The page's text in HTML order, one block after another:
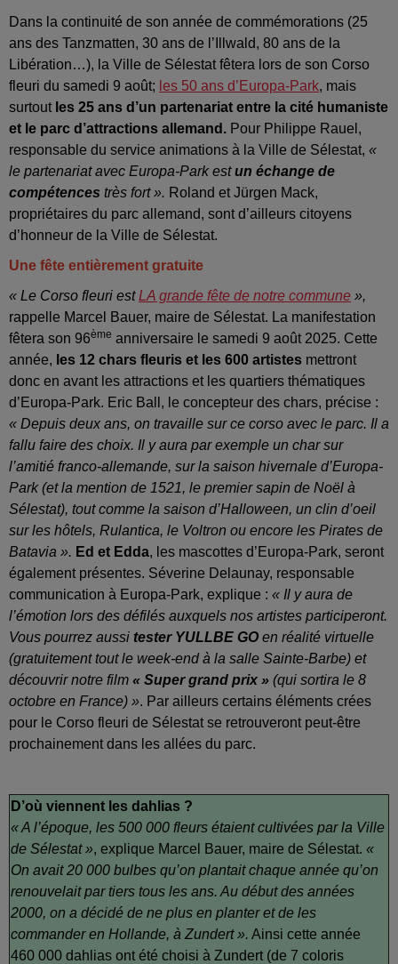
Dans la continuité de son année de commémorations (25
ans des Tanzmatten, 30 ans de l’Illwald, 80 ans de la
Libération…), la Ville de Sélestat fêtera lors de son Corso
fleuri du samedi 9 août; les 50 ans d’Europa-Park, mais
surtoutles 25 ans d’un partenariat entre la cité humaniste
et le parc d’attractions allemand. Pour Philippe Rauel,
responsable du service animations à la Ville de Sélestat, «
le partenariat avec Europa-Park estun échange de
compétences très fort ». Roland et Jürgen Mack,
propriétaires du parc allemand, sont d’ailleurs citoyens
d’honneur de la Ville de Sélestat.
Une fête entièrement gratuite
« Le Corso fleuri estLA grande fête de notre commune »,
rappelle Marcel Bauer, maire de Sélestat. La manifestation
fêtera son 96ème anniversaire le samedi 9 août 2025. Cette
année, les 12 chars fleuris et les 600 artistes mettront
donc en avant les attractions et les quartiers thématiques
d’Europa-Park. Eric Ball, le concepteur des chars, précise :
« Depuis deux ans, on travaille sur ce corso avec le parc. Il a
fallu faire des choix. Il y aura par exemple un char sur
l’amitié franco-allemande, sur la saison hivernale d’Europa-
Park (et la mention de 1521, le premier sapin de Noël à
Sélestat), tout comme la saison d’Halloween, un clin d’oeil
sur les hôtels, Rulantica, le Voltron ou encore les Pirates de
Batavia ». Ed et Edda, les mascottes d’Europa-Park, seront
également présentes. Séverine Delaunay, responsable
communication à Europa-Park, explique : « Il y aura de
l’émotion lors des défilés auxquels nos artistes participeront.
Vous pourrez aussi tester YULLBE GO en réalité virtuelle
(gratuitement tout le week-end à la salle Sainte-Barbe) et
découvrir notre film « Super grand prix » (qui sortira le 8
octobre en France) ». Par ailleurs certains éléments crées
pour le Corso fleuri de Sélestat se retrouveront peut-être
prochainement dans les allées du parc.
D’où viennent les dahlias ?
« A l’époque, les 500 000 fleurs étaient cultivées par la Ville
de Sélestat », explique Marcel Bauer, maire de Sélestat. «
On avait 20 000 bulbes qu’on plantait chaque année qu’on
renouvelait par tiers tous les ans. Au début des années
2000, on a décidé de ne plus en planter et de les
commander en Hollande, à Zundert ». Ainsi cette année
460 000 dahlias ont été choisi à Zundert (de 7 coloris